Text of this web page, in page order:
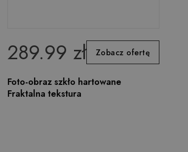
289.99 zł Zobacz ofertę
Foto-obraz szkło hartowane
Fraktalna tekstura